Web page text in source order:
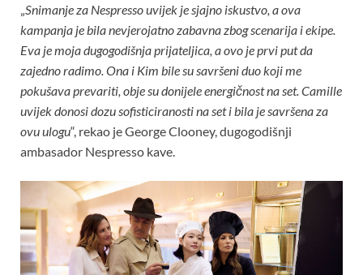
Snimanje za Nespresso uvijek je sjajno iskustvo, a ova
kampanja je bila nevjerojatno zabavna zbog scenarija i ekipe.
Eva je moja dugogodišnja prijateljica, a ovo je prvi put da
zajedno radimo. Ona i Kim bile su savršeni duo koji me
pokušava prevariti, obje su donijele energičnost na set. Camille
uvijek donosi dozu sofisticiranosti na set i bila je savršena za
ovu ulogu“, rekao je George Clooney, dugogodišnji
ambasador Nespresso kave.